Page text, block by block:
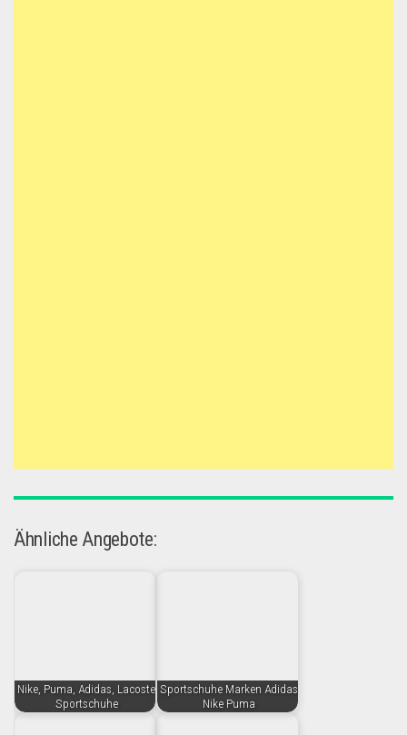
Ähnliche Angebote:
Nike, Puma, Adidas, Lacoste
Sportschuhe
Sportschuhe Marken Adidas
Nike Puma